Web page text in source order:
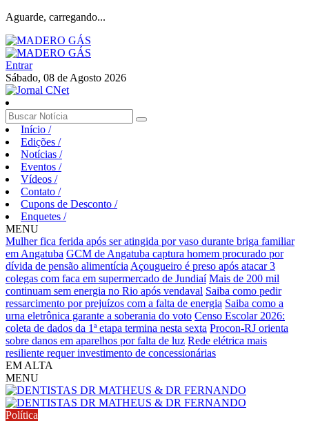
Aguarde, carregando...
Entrar
Sábado, 08 de Agosto 2026
Início /
Edições /
Notícias /
Eventos /
Vídeos /
Contato /
Cupons de Desconto /
Enquetes /
MENU
Mulher fica ferida após ser atingida por vaso durante briga familiar
em Angatuba GCM de Angatuba captura homem procurado por
dívida de pensão alimentícia Açougueiro é preso após atacar 3
colegas com faca em supermercado de Jundiaí Mais de 200 mil
continuam sem energia no Rio após vendaval Saiba como pedir
ressarcimento por prejuízos com a falta de energia Saiba como a
urna eletrônica garante a soberania do voto Censo Escolar 2026:
coleta de dados da 1ª etapa termina nesta sexta Procon-RJ orienta
sobre danos em aparelhos por falta de luz Rede elétrica mais
resiliente requer investimento de concessionárias
EM ALTA
MENU
Política